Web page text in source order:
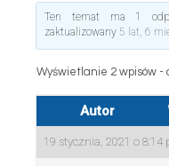
Ten temat ma 1
zaktualizowany 5 lat, 6
Wyświetlanie 2 wpisów -
Autor
19 stycznia, 2021 o 8:14